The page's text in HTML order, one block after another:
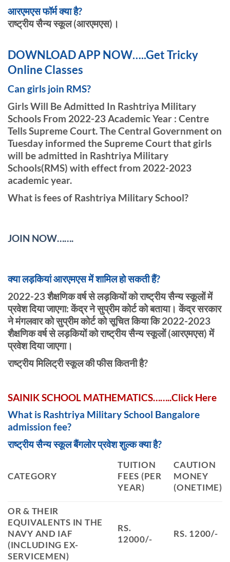
आरएमएस फॉर्म क्या है?
राष्ट्रीय सैन्य स्कूल (आरएमएस)।
DOWNLOAD APP NOW…..Get Tricky
Online Classes
Can girls join RMS?
Girls Will Be Admitted In Rashtriya Military
Schools From 2022-23 Academic Year : Centre
Tells Supreme Court. The Central Government on
Tuesday informed the Supreme Court that girls
will be admitted in Rashtriya Military
Schools(RMS) with effect from 2022-2023
academic year.
What is fees of Rashtriya Military School?
JOIN NOW…….
क्या लड़कियां आरएमएस में शामिल हो सकती हैं?
2022-23 शैक्षणिक वर्ष से लड़कियों को राष्ट्रीय सैन्य स्कूलों में
प्रवेश दिया जाएगा: केंद्र ने सुप्रीम कोर्ट को बताया। केंद्र सरकार
ने मंगलवार को सुप्रीम कोर्ट को सूचित किया कि 2022-2023
शैक्षणिक वर्ष से लड़कियों को राष्ट्रीय सैन्य स्कूलों (आरएमएस) में
प्रवेश दिया जाएगा।
राष्ट्रीय मिलिट्री स्कूल की फीस कितनी है?
SAINIK SCHOOL MATHEMATICS……..Click Here
What is Rashtriya Military School Bangalore
admission fee?
राष्ट्रीय सैन्य स्कूल बैंगलोर प्रवेश शुल्क क्या है?
CATEGORY
TUITION
FEES (PER
YEAR)
CAUTION
MONEY
(ONETIME)
OR & THEIR
EQUIVALENTS IN THE
NAVY AND IAF
(INCLUDING EX-
SERVICEMEN)
RS.
12000/-
RS. 1200/-